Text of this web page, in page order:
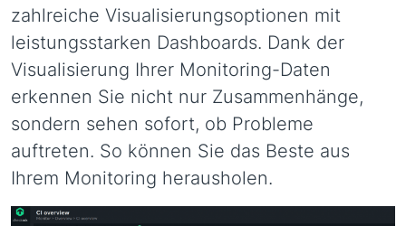
zahlreiche Visualisierungsoptionen mit
leistungsstarken Dashboards. Dank der
Visualisierung Ihrer Monitoring-Daten
erkennen Sie nicht nur Zusammenhänge,
sondern sehen sofort, ob Probleme
auftreten. So können Sie das Beste aus
Ihrem Monitoring herausholen.